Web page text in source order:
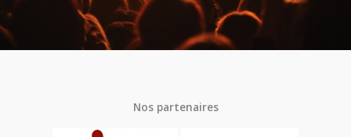
Nos partenaires